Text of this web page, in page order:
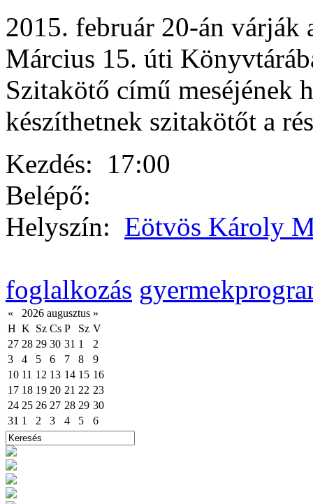
2015. február 20-án
Március 15. úti
Szitakötő című meséjének
készíthetnek szitakötőt a
Kezdés: 17:00
Belépő:
Helyszín: Eötvös Károly
foglalkozás
« 2026 augusztus »
H K Sz Cs P Sz V
27 28 29 30 31 1
2
3
4 5 6 7 8
9
10 11 12 13 14 15 16
17 18 19 20 21 22 23
24 25 26 27 28 29 30
31 1 2 3 4 5 6